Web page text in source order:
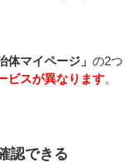
体マイページ」 の2つ
ビスが異なります
認できる